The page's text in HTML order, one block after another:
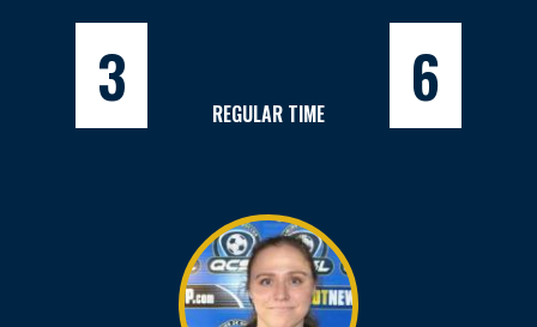
3 REGULAR TIME 6